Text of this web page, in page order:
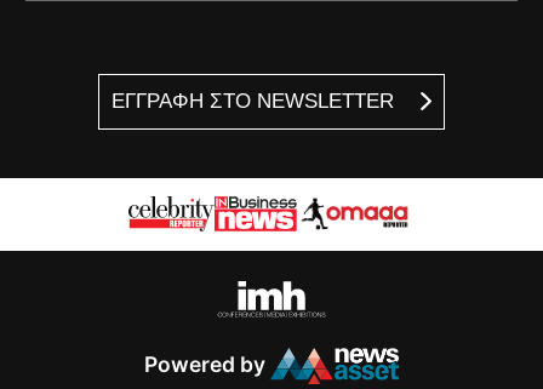
ΕΓΓΡΑΦΗ ΣΤΟ NEWSLETTER
Powered by